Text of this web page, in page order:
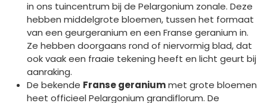
in ons tuincentrum bij de Pelargonium zonale. Deze
hebben middelgrote bloemen, tussen het formaat
van een geurgeranium en een Franse geranium in.
Ze hebben doorgaans rond of niervormig blad, dat
ook vaak een fraaie tekening heeft en licht geurt bij
aanraking.
De bekende Franse geraniummet grote bloemen
heet officieel Pelargonium grandiflorum. De